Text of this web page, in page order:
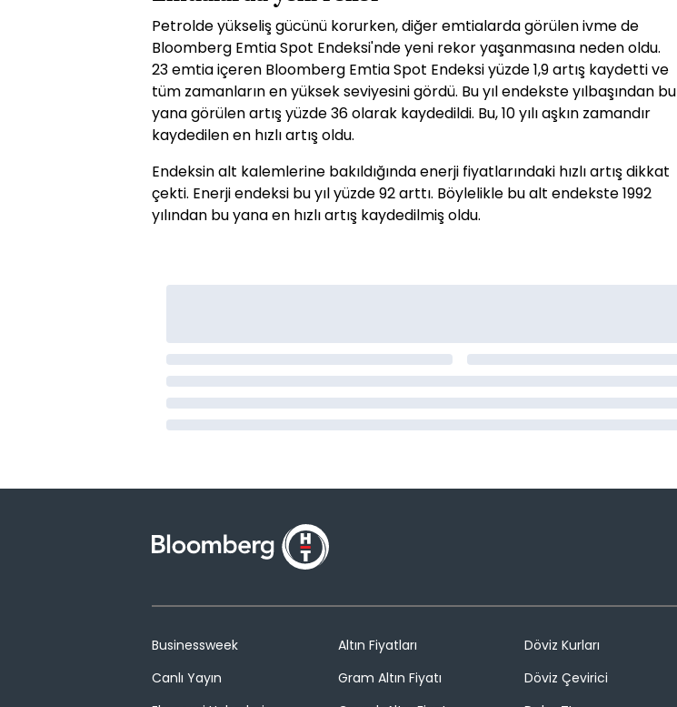
Petrolde yükseliş gücünü korurken, diğer emtialarda görülen ivme de
Bloomberg Emtia Spot Endeksi'nde yeni rekor yaşanmasına neden oldu.
23 emtia içeren Bloomberg Emtia Spot Endeksi yüzde 1,9 artış kaydetti ve
tüm zamanların en yüksek seviyesini gördü. Bu yıl endekste yılbaşından bu
yana görülen artış yüzde 36 olarak kaydedildi. Bu, 10 yılı aşkın zamandır
kaydedilen en hızlı artış oldu.
Endeksin alt kalemlerine bakıldığında enerji fiyatlarındaki hızlı artış dikkat
çekti. Enerji endeksi bu yıl yüzde 92 arttı. Böylelikle bu alt endekste 1992
yılından bu yana en hızlı artış kaydedilmiş oldu.
Businessweek
Canlı Yayın
Altın Fiyatları
Gram Altın Fiyatı
Döviz Kurları
Döviz Çevirici